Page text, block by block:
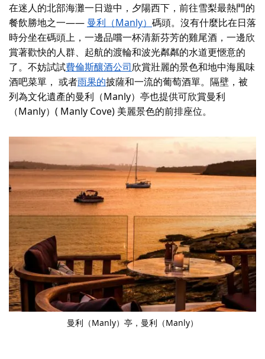
在迷人的北部海灘一日遊中，夕陽西下 ，前往雪梨最熱門的
餐飲勝地之一—— 曼利（Manly） 碼頭。沒有什麼比在日落
時分坐在碼頭上，一邊品嚐一杯清新芬芳的雞尾酒，一邊欣
賞著歡快的人群、起航的渡輪和波光粼粼的水道更愜意的
了。不妨試試費倫斯釀酒公司欣賞壯麗的景色和地中海風味
酒吧菜單 ， 或者雨果的披薩和一流的葡萄酒單。隔壁，被
列為文化遺產的曼利（Manly）亭也提供可欣賞曼利
（Manly）( Manly Cove) 美麗景色的前排座位。
曼利（Manly）亭 ，曼利（Manly）